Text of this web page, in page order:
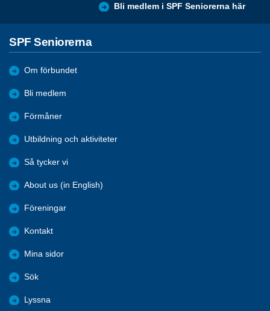
Bli medlem i SPF Seniorerna här
SPF Seniorerna
Om förbundet
Bli medlem
Förmåner
Utbildning och aktiviteter
Så tycker vi
About us (in English)
Föreningar
Kontakt
Mina sidor
Sök
Lyssna